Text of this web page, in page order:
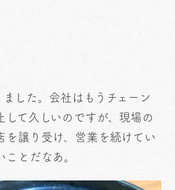
した。会社はもうチェーン
して久しいのですが、現場の
を譲り受け、営業を続けてい
ことだなあ。